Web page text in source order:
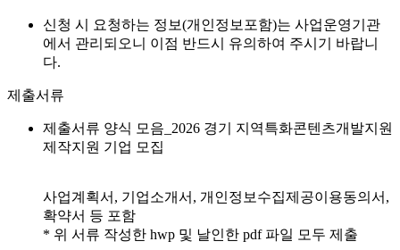
신청 시 요청하는 정보(개인정보포함)는 사업운영기관
에서 관리되오니 이점 반드시 유의하여 주시기 바랍니
다.
제출서류
제출서류 양식 모음_2026 경기 지역특화콘텐츠개발지원
제작지원 기업 모집
사업계획서, 기업소개서, 개인정보수집제공이용동의서,
확약서 등 포함
* 위 서류 작성한 hwp 및 날인한 pdf 파일 모두 제출